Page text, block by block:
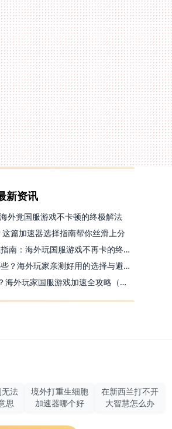
新资讯
外党国服游戏不卡顿的终极解法
篇加速器选择指南帮你丝滑上分
美国打我的起源加速器下载指南：海外玩国服游戏不再卡的终极方案
江南百景图国外加速器有哪些？海外玩家亲测好用的选择与避坑指南
去国外能打王国保卫战4吗？海外玩家国服游戏加速全攻略（附公主连结幻想江湖实测）
法
思
境外打重生细胞
加速器哪个好
在新西兰打不开
大智慧怎么办